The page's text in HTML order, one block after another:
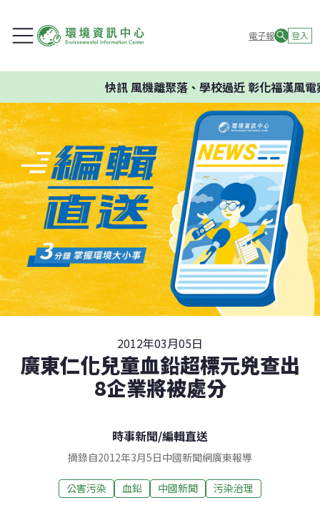
電子報 登入
快訊風機離聚落、學校過近 彰化福漢風電
2012年03月05日
廣東仁化兒童血鉛超標元兇查出
8企業將被處分
時事新聞/編輯直送
摘錄自2012年3月5日中國新聞網廣東報導
公害污染 血鉛 中國新聞 污染治理